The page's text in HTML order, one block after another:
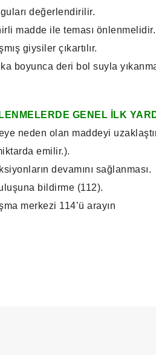
değerlendirilir.
madde ile teması önlenmelidir.
giysiler çıkartılır.
boyunca deri bol suyla
GENEL İLK
neden olan maddeyi
emilir.).
devamını sağlanması.
bildirme (112).
merkezi 114’ü arayın